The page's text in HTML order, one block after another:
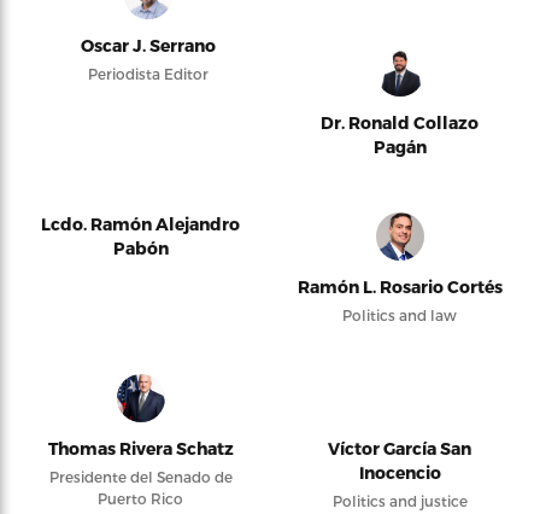
Oscar J. Serrano
Periodista Editor
Dr. Ronald Collazo
Pagán
Lcdo. Ramón Alejandro
Pabón
Ramón L. Rosario Cortés
Politics and law
Thomas Rivera Schatz
Presidente del Senado de
Puerto Rico
Víctor García San
Inocencio
Politics and justice